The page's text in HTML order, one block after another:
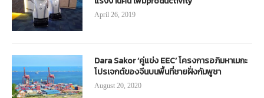
April 26, 2019
Dara Sakor ‘คู่แข่ง EEC’ โครงการอภิมหาเมกะ
โปรเจกต์ของจีนบนพื้นที่ชายฝั่งกัมพูชา
August 20, 2020